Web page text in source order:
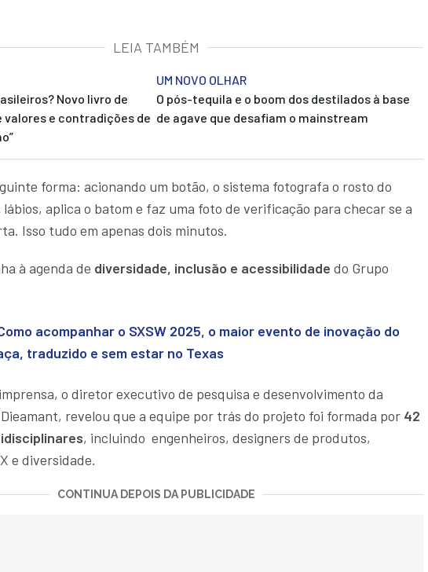
LEIA TAMBÉM
Novo livro de
valores e contradições de
UM NOVO OLHAR
O pós-tequila e o boom dos destilados à base
de agave que desafiam o mainstream
forma: acionando um botão, o sistema fotografa o rosto do
lábios, aplica o batom e faz uma foto de verificação para checar se a
Isso tudo em apenas dois minutos.
à agenda de diversidade, inclusão e acessibilidade do Grupo
acompanhar o SXSW 2025, o maior evento de inovação do
traduzido e sem estar no Texas
o diretor executivo de pesquisa e desenvolvimento da
revelou que a equipe por trás do projeto foi formada por 42
, incluindo engenheiros, designers de produtos,
e diversidade.
CONTINUA DEPOIS DA PUBLICIDADE